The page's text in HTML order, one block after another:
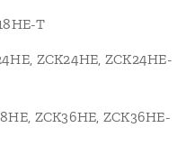
T
ZCK24HE, ZCK24HE-
ZCK36HE, ZCK36HE-